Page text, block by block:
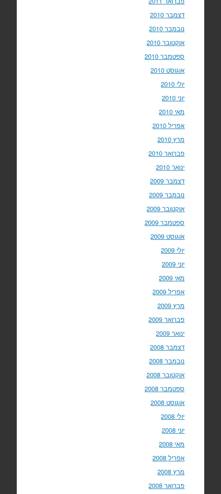
דצמבר 2010
נובמבר 2010
אוקטובר 2010
ספטמבר 2010
אוגוסט 2010
יולי 2010
יוני 2010
מאי 2010
אפריל 2010
מרץ 2010
פברואר 2010
ינואר 2010
דצמבר 2009
נובמבר 2009
אוקטובר 2009
ספטמבר 2009
אוגוסט 2009
יולי 2009
יוני 2009
מאי 2009
אפריל 2009
מרץ 2009
פברואר 2009
ינואר 2009
דצמבר 2008
נובמבר 2008
אוקטובר 2008
ספטמבר 2008
אוגוסט 2008
יולי 2008
יוני 2008
מאי 2008
אפריל 2008
מרץ 2008
פברואר 2008